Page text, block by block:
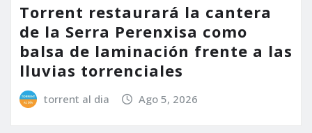
Torrent restaurará la cantera
de la Serra Perenxisa como
balsa de laminación frente a las
lluvias torrenciales
torrent al dia Ago 5, 2026